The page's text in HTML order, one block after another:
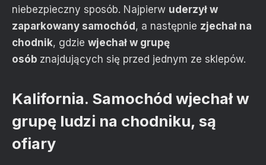
niebezpieczny sposób. Najpierw uderzył w
zaparkowany samochód , a następnie zjechał na
chodnik, gdzie wjechał w grupę
osób znajdujących się przed jednym ze sklepów.
Kalifornia. Samochód wjechał w
grupę ludzi na chodniku, są
ofiary